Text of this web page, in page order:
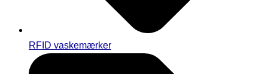
RFID vaskemærker